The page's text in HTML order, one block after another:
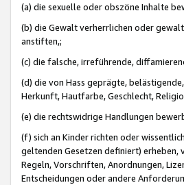
(a) die sexuelle oder obszöne Inhalte
(b) die Gewalt verherrlichen oder
anstiften,;
(c) die falsche, irreführende,
(d) die von Hass geprägte,
Herkunft, Hautfarbe, Geschlecht,
(e) die rechtswidrige Handlungen
(f) sich an Kinder richten oder
geltenden Gesetzen definiert)
Regeln, Vorschriften, Anordnungen,
Entscheidungen oder andere